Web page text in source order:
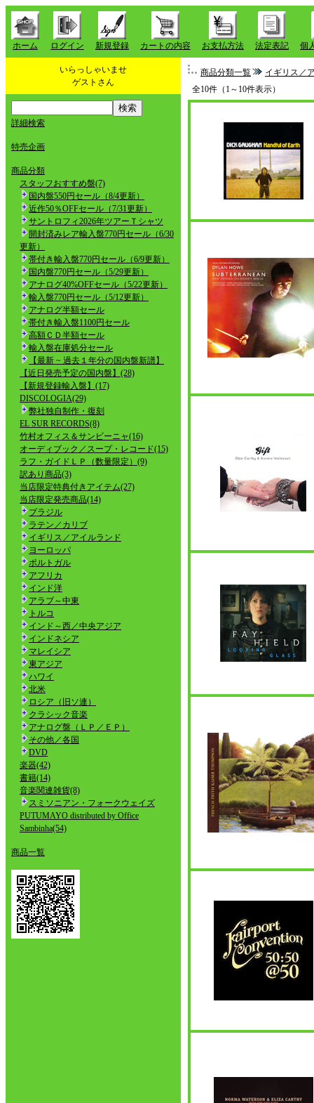
ホーム ログイン 新規登録 カートの内容 お支払方法 法定表記 個
いらっしゃいませ
ゲストさん
詳細検索
特売企画
商品分類
スタッフおすすめ盤(7)
国内盤550円セール（8/4更新）
近作50％OFFセール（7/31更新）
サントロフィ2026年ツアーＴシャツ
開封済みレア輸入盤770円セール（6/30
更新）
帯付き輸入盤770円セール（6/9更新）
国内盤770円セール（5/29更新）
アナログ40%OFFセール（5/22更新）
輸入盤770円セール（5/12更新）
アナログ半額セール
帯付き輸入盤1100円セール
高額ＣＤ半額セール
輸入盤在庫処分セール
【最新 ~ 過去１年分の国内盤新譜】
【近日発売予定の国内盤】(28)
【新規登録輸入盤】(17)
DISCOLOGIA(29)
弊社独自制作・復刻
EL SUR RECORDS(8)
竹村オフィス＆サンビーニャ(16)
オーディブック／スープ・レコード(15)
ラフ・ガイドＬＰ（数量限定）(9)
訳あり商品(3)
当店限定特典付きアイテム(27)
当店限定発売商品(14)
ブラジル
ラテン／カリブ
イギリス／アイルランド
ヨーロッパ
ポルトガル
アフリカ
インド洋
アラブ～中東
トルコ
インド～西／中央アジア
インドネシア
マレイシア
東アジア
ハワイ
北米
ロシア（旧ソ連）
クラシック音楽
アナログ盤（ＬＰ／ＥＰ）
その他／各国
DVD
楽器(42)
書籍(14)
音楽関連雑貨(8)
スミソニアン・フォークウェイズ
PUTUMAYO distributed by Office
Sambinha(54)
商品一覧
商品分類一覧
イギリス／
全10件（1～10件表示）